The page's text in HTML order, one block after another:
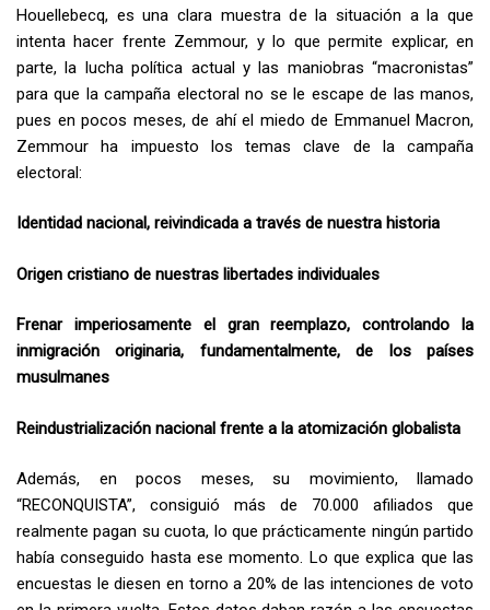
Houellebecq, es una clara muestra de la situación a la que
intenta hacer frente Zemmour, y lo que permite explicar, en
parte, la lucha política actual y las maniobras “macronistas”
para que la campaña electoral no se le escape de las manos,
pues en pocos meses, de ahí el miedo de Emmanuel Macron,
Zemmour ha impuesto los temas clave de la campaña
electoral:
Identidad nacional, reivindicada a través de nuestra historia
Origen cristiano de nuestras libertades individuales
Frenar imperiosamente el gran reemplazo, controlando la
inmigración originaria, fundamentalmente, de los países
musulmanes
Reindustrialización nacional frente a la atomización globalista
Además, en pocos meses, su movimiento, llamado
“RECONQUISTA”, consiguió más de 70.000 afiliados que
realmente pagan su cuota, lo que prácticamente ningún partido
había conseguido hasta ese momento. Lo que explica que las
encuestas le diesen en torno a 20% de las intenciones de voto